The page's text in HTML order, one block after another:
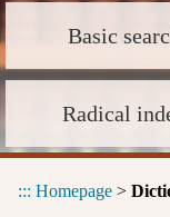
Basic
Radical
::: Homepage >